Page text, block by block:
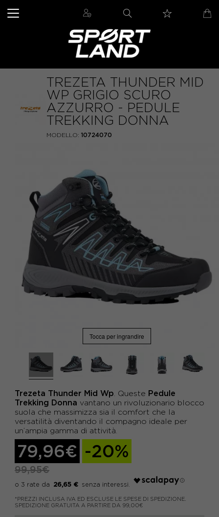
TREZETA THUNDER MID
WP GRIGIO SCURO
AZZURRO - PEDULE
TREKKING DONNA
MODELLO: 10724070
Tocca per ingrandire
Trezeta Thunder Mid Wp . Queste Pedule
Trekking Donna vantano un rivoluzionario blocco
suola che massimizza sia il comfort che la
versatilità diventando il compagno ideale per
un’ampia gamma di attività.
79,96€ -20%
99,95€
26,65 €
*PREZZI INCLUSA IVA ED ESCLUSE LE SPESE DI SPEDIZIONE.
SPEDIZIONE GRATUITA A PARTIRE DA 99,00€